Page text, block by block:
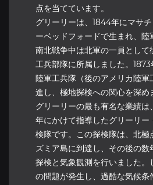
点を当てています。
グリーリーは、1844年にマサ
ーベッドフォードで生まれ、陸
南北戦争中は北軍の一員として
工兵部隊に所属しました。
陸軍工兵隊（後のアメリカ陸軍
進し、極地探検への関心を深め
グリーリーの最も有名な業績は
年にかけて指導したグリーリー
検隊です。この探検隊は、北極
ズミア島に到達し、その後の
探検と気象観測を行いました。
の問題が発生し、過酷な気候条